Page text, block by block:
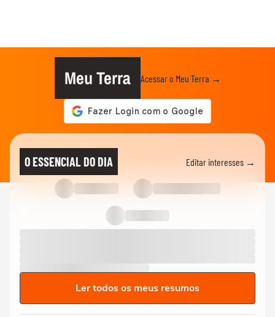
Meu Terra Acessar o Meu Terra →
O ESSENCIAL DO DIA Editar interesses →
Ler todos os meus resumos